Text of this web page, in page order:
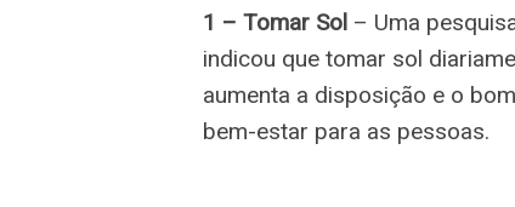
1 – Tomar Sol – Uma
indicou que tomar sol
aumenta a disposição e o
bem-estar para as pessoas.